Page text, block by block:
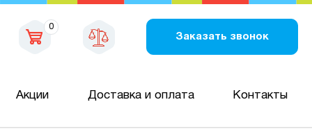
0
Заказать звонок
Акции Доставка и оплата Контакты